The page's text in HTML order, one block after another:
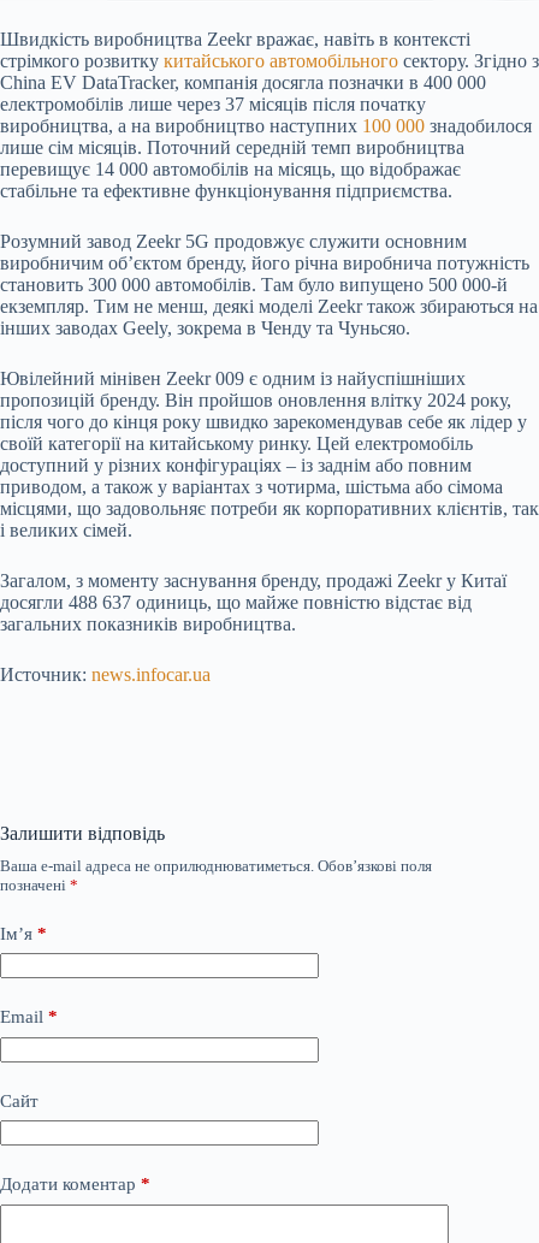
Швидкість виробництва Zeekr вражає, навіть в контексті
стрімкого розвитку китайського автомобільного сектору. Згідно з
China EV DataTracker, компанія досягла позначки в 400 000
електромобілів лише через 37 місяців після початку
виробництва, а на виробництво наступних 100 000 знадобилося
лише сім місяців. Поточний середній темп виробництва
перевищує 14 000 автомобілів на місяць, що відображає
стабільне та ефективне функціонування підприємства.
Розумний завод Zeekr 5G продовжує служити основним
виробничим об’єктом бренду, його річна виробнича потужність
становить 300 000 автомобілів. Там було випущено 500 000-й
екземпляр. Тим не менш, деякі моделі Zeekr також збираються на
інших заводах Geely, зокрема в Ченду та Чуньсяо.
Ювілейний мінівен Zeekr 009 є одним із найуспішніших
пропозицій бренду. Він пройшов оновлення влітку 2024 року,
після чого до кінця року швидко зарекомендував себе як лідер у
своїй категорії на китайському ринку. Цей електромобіль
доступний у різних конфігураціях – із заднім або повним
приводом, а також у варіантах з чотирма, шістьма або сімома
місцями, що задовольняє потреби як корпоративних клієнтів, так
і великих сімей.
Загалом, з моменту заснування бренду, продажі Zeekr у Китаї
досягли 488 637 одиниць, що майже повністю відстає від
загальних показників виробництва.
Источник: news.infocar.ua
Залишити відповідь
Ваша e-mail адреса не оприлюднюватиметься. Обов’язкові поля
позначені *
Ім’я *
Email *
Сайт
Додати коментар *